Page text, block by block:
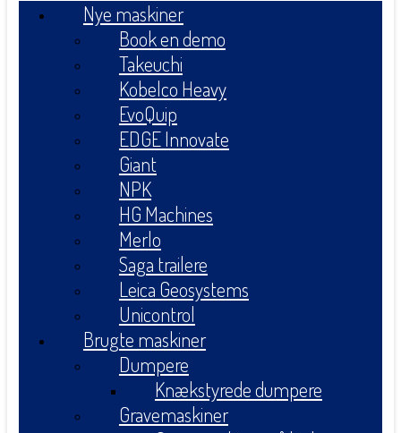
Nye maskiner
Book en demo
Takeuchi
Kobelco Heavy
EvoQuip
EDGE Innovate
Giant
NPK
HG Machines
Merlo
Saga trailere
Leica Geosystems
Unicontrol
Brugte maskiner
Dumpere
Knækstyrede dumpere
Gravemaskiner